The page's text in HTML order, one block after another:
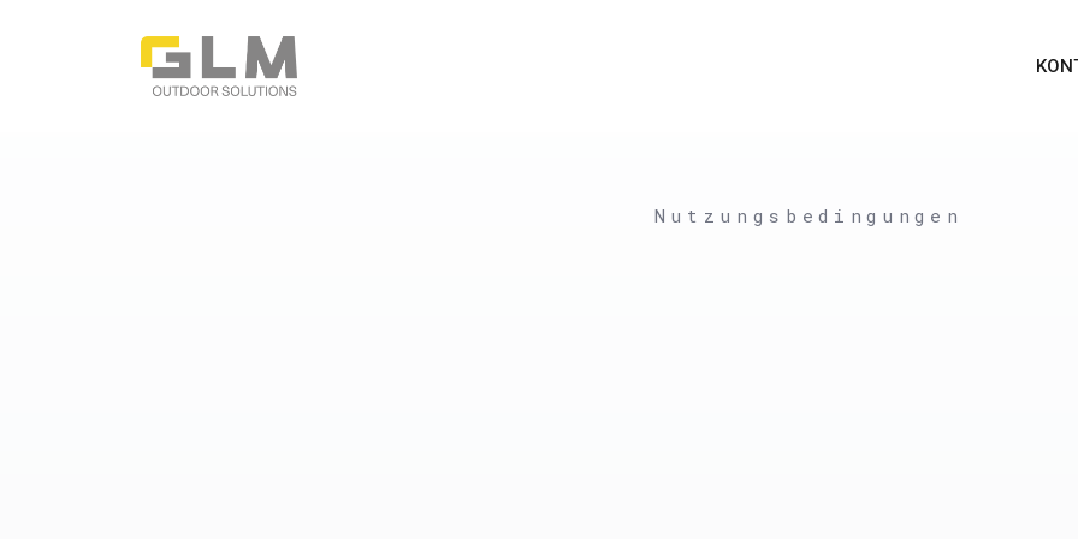
Nutzungsbedingungen